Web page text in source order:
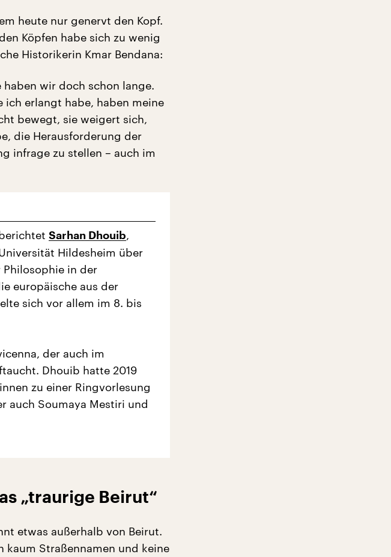
heute nur genervt den Kopf.
Köpfen habe sich zu wenig
Historikerin Kmar Bendana:
haben wir doch schon lange.
ich erlangt habe, haben meine
bewegt, sie weigert sich,
die Herausforderung der
infrage zu stellen – auch im
Sarhan Dhouib,
Hildesheim über
Philosophie in der
europäische aus der
sich vor allem im 8. bis
der auch im
Dhouib hatte 2019
zu einer Ringvorlesung
auch Soumaya Mestiri und
„traurige Beirut“
etwas außerhalb von Beirut.
kaum Straßennamen und keine